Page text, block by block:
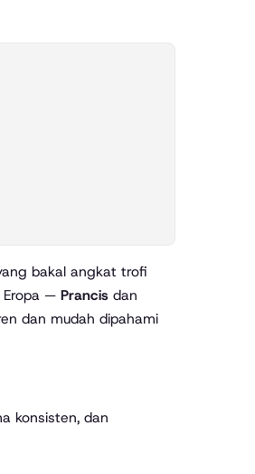
Eropa — Prancis dan
dan mudah dipahami
konsisten, dan